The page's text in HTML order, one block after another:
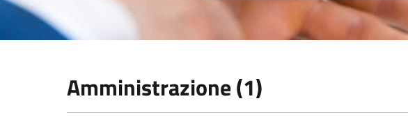
Amministrazione (1)